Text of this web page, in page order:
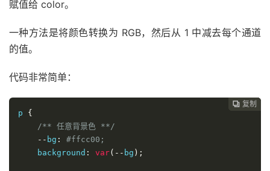
赋值给 color。
一种方法是将颜色转换为 RGB，然后从 1 中减去每个通道
的值。
代码非常简单：
 复制
 复制
 复制
 复制
p {
/** 任意背景色 **/
-- bg :
#ffcc00;
background : var(-- bg );